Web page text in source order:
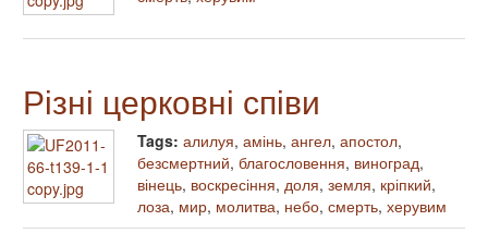
Різні церковні співи
Tags: алилуя, амінь, ангел, апостол,
безсмертний, благословення, виноград,
вінець, воскресіння, доля, земля, кріпкий,
лоза, мир, молитва, небо, смерть, херувим